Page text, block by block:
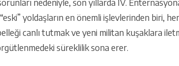
nedeniyle, son yıllarda IV.
yoldaşların en önemli işlevlerinden biri,
canlı tutmak ve yeni militan kuşaklara
süreklilik sona erer.